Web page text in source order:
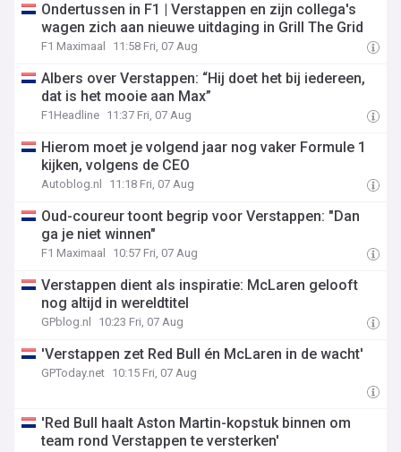
Ondertussen in F1 | Verstappen en zijn collega's
wagen zich aan nieuwe uitdaging in Grill The Grid
F1 Maximaal 11:58 Fri, 07 Aug
Albers over Verstappen: “Hij doet het bij iedereen,
dat is het mooie aan Max”
F1Headline 11:37 Fri, 07 Aug
Hierom moet je volgend jaar nog vaker Formule 1
kijken, volgens de CEO
Autoblog.nl 11:18 Fri, 07 Aug
Oud-coureur toont begrip voor Verstappen: "Dan
ga je niet winnen"
F1 Maximaal 10:57 Fri, 07 Aug
Verstappen dient als inspiratie: McLaren gelooft
nog altijd in wereldtitel
GPblog.nl 10:23 Fri, 07 Aug
'Verstappen zet Red Bull én McLaren in de wacht'
GPToday.net 10:15 Fri, 07 Aug
'Red Bull haalt Aston Martin-kopstuk binnen om
team rond Verstappen te versterken'